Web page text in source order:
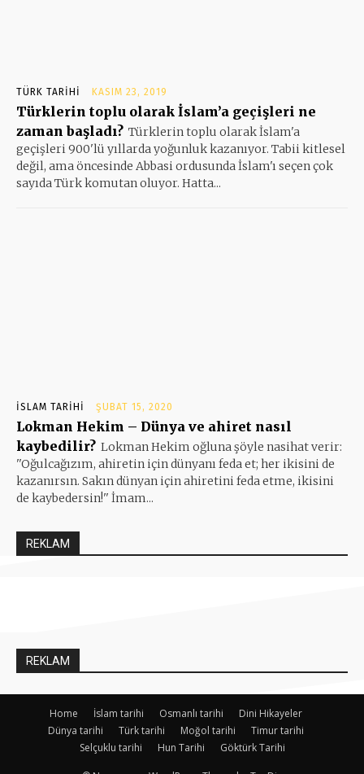
TÜRK TARIHI KASIM 23, 2019
Türklerin toplu olarak İslam’a geçişleri ne
zaman başladı? Türklerin toplu olarak İslam'a
geçişleri 900'lü yıllarda yoğunluk kazanıyor. Tabii kitlesel
değil, ama öncesinde Abbasi ordusunda İslam'ı seçen çok
sayıda Türk komutan oluyor. Hatta...
İSLAM TARIHI ŞUBAT 15, 2020
Lokman Hekim – Dünya ve ahiret nasıl
kaybedilir? Lokman Hekim oğluna şöyle nasihat verir:
''Oğulcağızım, ahiretin için dünyanı feda et; her ikisini de
kazanırsın. Sakın dünyan için ahiretini feda etme, ikisini
de kaybedersin!'' İmam...
REKLAM
REKLAM
Home İslam tarihi Osmanlı tarihi
Dini Hikayeler
Dünya tarihi
Türk tarihi Moğol tarihi
Timur tarihi
Selçuklu tarihi
Hun Tarihi Göktürk Tarihi